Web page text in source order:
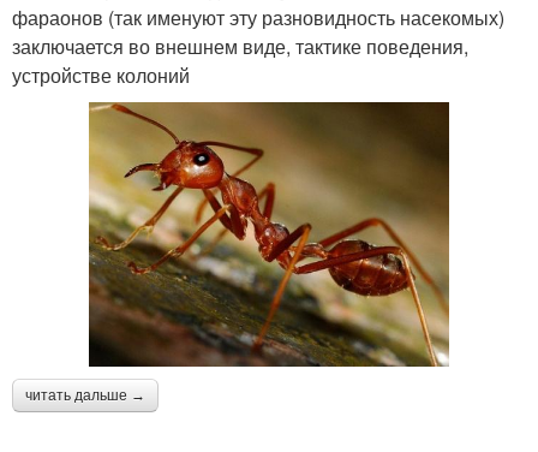
фараонов (так именуют эту разновидность насекомых)
заключается во внешнем виде, тактике поведения,
устройстве колоний
читать дальше →